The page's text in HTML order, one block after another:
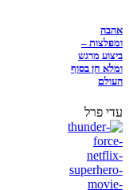
אהבה
ומפלצות –
ביצוע מרגש
ומלא חן בסוף
העולם
עדי פרל